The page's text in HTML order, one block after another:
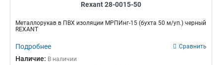
Rexant 28-0015-50
Металлорукав в ПВХ изоляции МРПИнг-15 (бухта 50 м/уп.) черный
REXANT
Подробнее Сравнить
Наличие: В наличии